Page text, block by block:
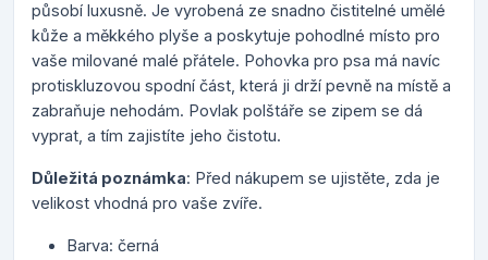
působí luxusně. Je vyrobená ze snadno čistitelné umělé
kůže a měkkého plyše a poskytuje pohodlné místo pro
vaše milované malé přátele. Pohovka pro psa má navíc
protiskluzovou spodní část, která ji drží pevně na místě a
zabraňuje nehodám. Povlak polštáře se zipem se dá
vyprat, a tím zajistíte jeho čistotu.
Důležitá poznámka: Před nákupem se ujistěte, zda je
velikost vhodná pro vaše zvíře.
Barva: černá